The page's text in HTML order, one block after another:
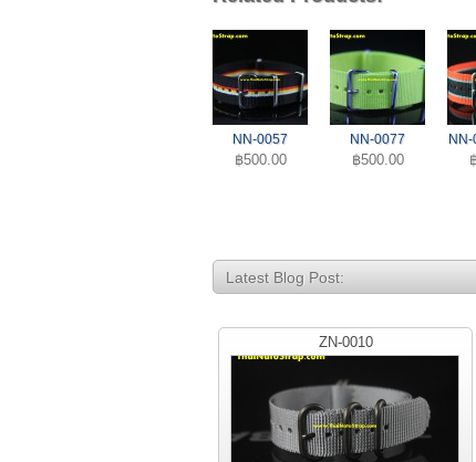
NN-0057
฿500.00
NN-0077
฿500.00
Latest Blog Post:
ZN-0010